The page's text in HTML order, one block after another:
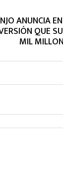
ANUNCIA
QUE
MIL